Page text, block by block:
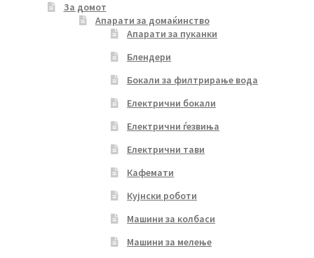
За домот
Апарати за домаќинство
Апарати за пуканки
Блендери
Бокали за филтрирање вода
Електрични бокали
Електрични ѓезвиња
Електрични тави
Кафемати
Кујнски роботи
Машини за колбаси
Машини за мелење